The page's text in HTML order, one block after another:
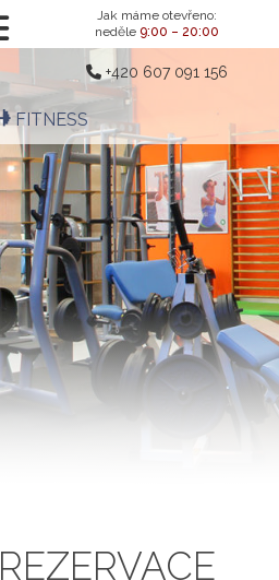
Jak máme otevřeno:
neděle 9:00 – 20:00
+420 607 091 156
FITNESS